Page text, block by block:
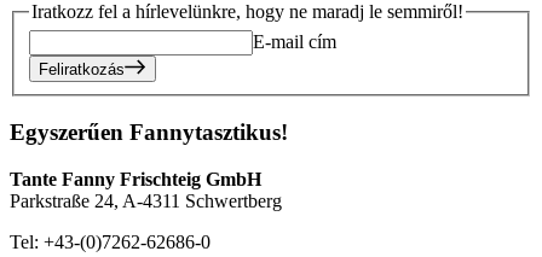
Iratkozz fel a hírlevelünkre, hogy ne maradj le semmiről!
E-mail cím
Feliratkozás
Egyszerűen Fannytasztikus!
Tante Fanny Frischteig GmbH
Parkstraße 24, A-4311 Schwertberg
Tel: +43-(0)7262-62686-0